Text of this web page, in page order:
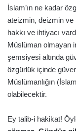
İslam’ın ne kadar
ateizmin, deizmin ve
hakkı ve ihtiyacı
Müslüman olmayan
şemsiyesi altında
özgürlük içinde
Müslümanlığın
olabilecektir.
Ey talib-i hakikat!